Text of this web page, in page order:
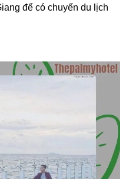
để có chuyến du lịch